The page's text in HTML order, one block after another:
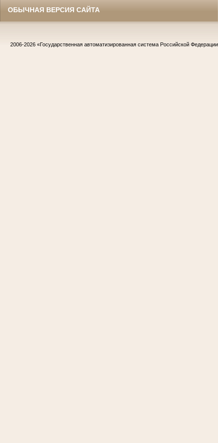
ОБЫЧНАЯ ВЕРСИЯ САЙТА
2006-2026 «Государственная автоматизированная система Российской